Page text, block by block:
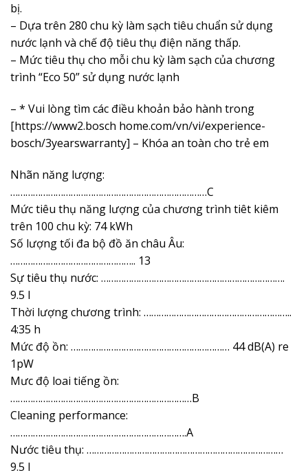
bị.
– Dựa trên 280 chu kỳ làm sạch tiêu chuẩn sử dụng
nước lạnh và chế độ tiêu thụ điện năng thấp.
– Mức tiêu thụ cho mỗi chu kỳ làm sạch của chương
trình “Eco 50” sử dụng nước lạnh
– * Vui lòng tìm các điều khoản bảo hành trong
[https://www2.bosch home.com/vn/vi/experience-
bosch/3yearswarranty] – Khóa an toàn cho trẻ em
Nhãn năng lượng:
……………………………………………………………………C
Mức tiêu thụ năng lượng của chương trình tiêt kiêm
trên 100 chu kỳ: 74 kWh
Số lượng tối đa bộ đồ ăn châu Âu:
………………………………………….. 13
Sự tiêu thụ nước: ……………………………………………………………….
9.5 l
Thời lượng chương trình: …………………………………………………..
4:35 h
Mức độ ồn: ……………………………………………………… 44 dB(A) re
1pW
Mưc độ loai tiếng ồn:
………………………………………………………………B
Cleaning performance:
…………………………………………………………….A
Nước tiêu thụ: ……………………………………………………………………
9.5 l